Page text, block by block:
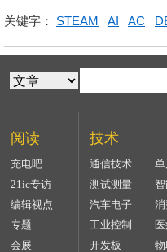
关键字： STEAM AI AC
阅读
充电吧
21ic专访
编辑视点
专题
会展
技术
通信技术
测试测量
汽车电子
工业控制
开发板
物